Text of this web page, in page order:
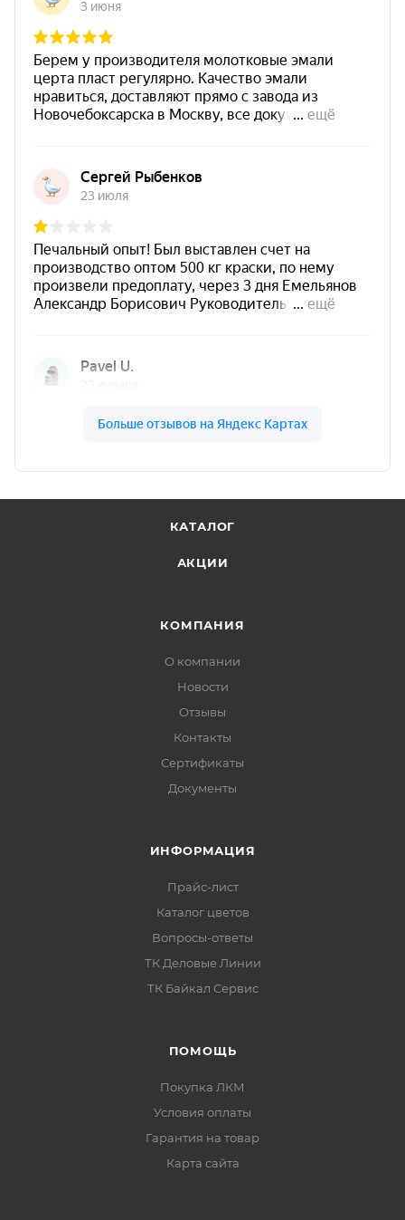
КАТАЛОГ
АКЦИИ
КОМПАНИЯ
О компании
Новости
Отзывы
Контакты
Сертификаты
Документы
ИНФОРМАЦИЯ
Прайс-лист
Каталог цветов
Вопросы-ответы
ТК Деловые Линии
ТК Байкал Сервис
ПОМОЩЬ
Покупка ЛКМ
Условия оплаты
Гарантия на товар
Карта сайта